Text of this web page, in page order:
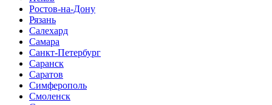
Ростов-на-Дону
Рязань
Салехард
Самара
Санкт-Петербург
Саранск
Саратов
Симферополь
Смоленск